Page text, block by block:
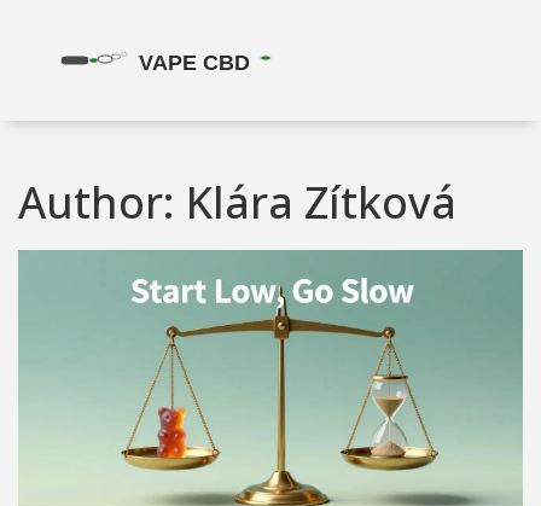
Author: Klára Zítková